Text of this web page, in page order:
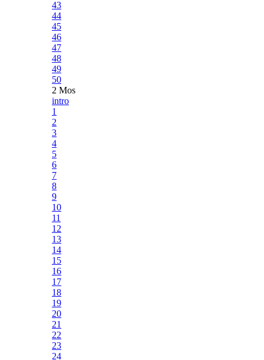
43
44
45
46
47
48
49
50
2 Mos
intro
1
2
3
4
5
6
7
8
9
10
11
12
13
14
15
16
17
18
19
20
21
22
23
24